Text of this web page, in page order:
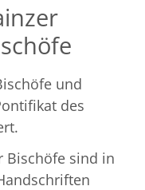
und
des
Bischöfe sind in